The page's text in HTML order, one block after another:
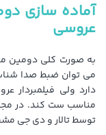
آماده سازی
عروسی
به صورت کلی دومین
می توان ضبط صدا
دارد ولی فیلمبردار
مناسب ست کند. در
توسط تالار و دی جی